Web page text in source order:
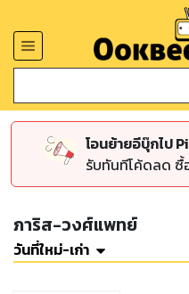
โอนย้ายอีบุ๊กไป
รับทันทีโค้ดลด ซื้
ภาริส-วงศ์แพทย์
วันที่ใหม่-เก่า